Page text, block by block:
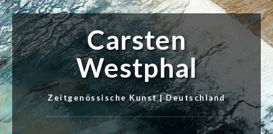
Carsten
Westphal
Zeitgenössische Kunst | Deutschland